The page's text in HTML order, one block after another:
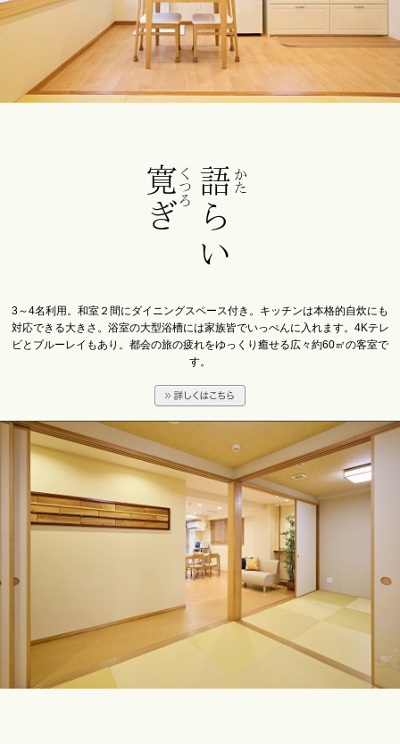
3～4名利用。和室２間にダイニングスペース付き。キッチンは本格的自炊にも
対応できる大きさ。浴室の大型浴槽には家族皆でいっぺんに入れます。4Kテレ
ビとブルーレイもあり。都会の旅の疲れをゆっくり癒せる広々約60㎡の客室で
す。